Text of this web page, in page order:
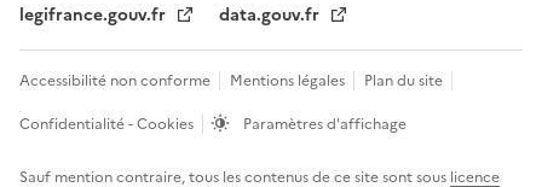
legifrance.gouv.fr
data.gouv.fr
Accessibilité non conforme Mentions légales
Plan du site
Confidentialité - Cookies
Paramètres d'affichage
Sauf mention contraire, tous les contenus de ce site sont sous licence